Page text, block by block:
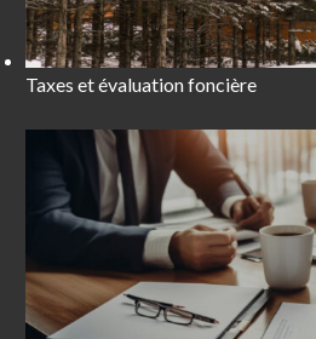
Taxes et évaluation foncière